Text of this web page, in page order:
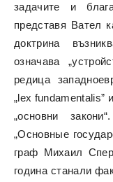
задачите и
представя Вател
доктрина
означава
редица
„lex fundamentalis”
„основни
„Основные
граф Михаил
година станали